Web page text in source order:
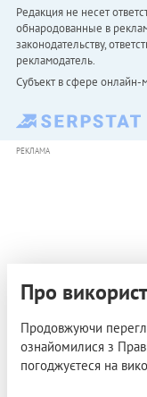
Редакция не несет
обнародованные в
законодательству,
рекламодатель.
Субъект в сфере
РЕКЛАМА
Про
Продовжуючи
ознайомилися з
погоджуєтеся на